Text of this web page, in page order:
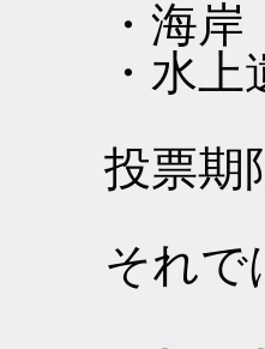
・海岸
・水上
投票期
それで